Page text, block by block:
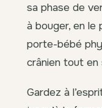
sa phase de
à bouger, en le
porte-bébé
crânien tout en
Gardez à